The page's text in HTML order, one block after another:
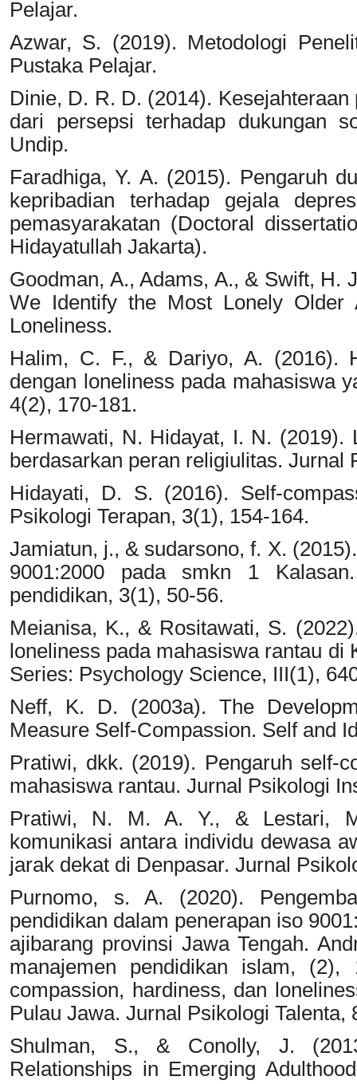
Pelajar.
Azwar, S. (2019). Metodologi
Pustaka Pelajar.
Dinie, D. R. D. (2014).
dari persepsi terhadap dukungan
Undip.
Faradhiga, Y. A. (2015). Pengaruh
kepribadian terhadap gejala
pemasyarakatan (Doctoral
Hidayatullah Jakarta).
Goodman, A., Adams, A., & Swift, H.
We Identify the Most Lonely Older
Loneliness.
Halim, C. F., & Dariyo, A. (2016).
dengan loneliness pada mahasiswa
4(2), 170-181.
Hermawati, N. Hidayat, I. N. (2019).
berdasarkan peran religiulitas. Jurnal
Hidayati, D. S. (2016). Self-
Psikologi Terapan, 3(1), 154-164.
Jamiatun, j., & sudarsono, f. X.
9001:2000 pada smkn 1
pendidikan, 3(1), 50-56.
Meianisa, K., & Rositawati, S.
loneliness pada mahasiswa rantau di
Series: Psychology Science, III(1),
Neff, K. D. (2003a). The
Measure Self-Compassion. Self and
Pratiwi, dkk. (2019). Pengaruh self-
mahasiswa rantau. Jurnal Psikologi
Pratiwi, N. M. A. Y., & Lestari,
komunikasi antara individu dewasa
jarak dekat di Denpasar. Jurnal
Purnomo, s. A. (2020).
pendidikan dalam penerapan iso
ajibarang provinsi Jawa Tengah.
manajemen pendidikan islam,
compassion, hardiness, dan
Pulau Jawa. Jurnal Psikologi Talenta,
Shulman, S., & Conolly, J.
Relationships in Emerging